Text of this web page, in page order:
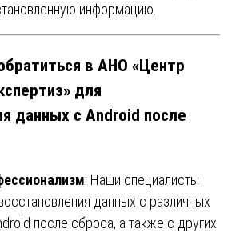
информацию.
в АНО «Центр
для
данных с Android после
: Наши специалисты
данных с различных
после сброса, а также с других